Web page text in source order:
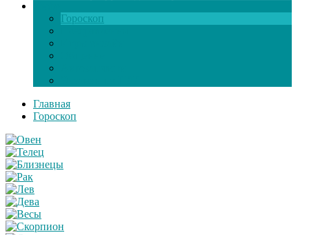
Гороскоп
Главная
Гороскоп